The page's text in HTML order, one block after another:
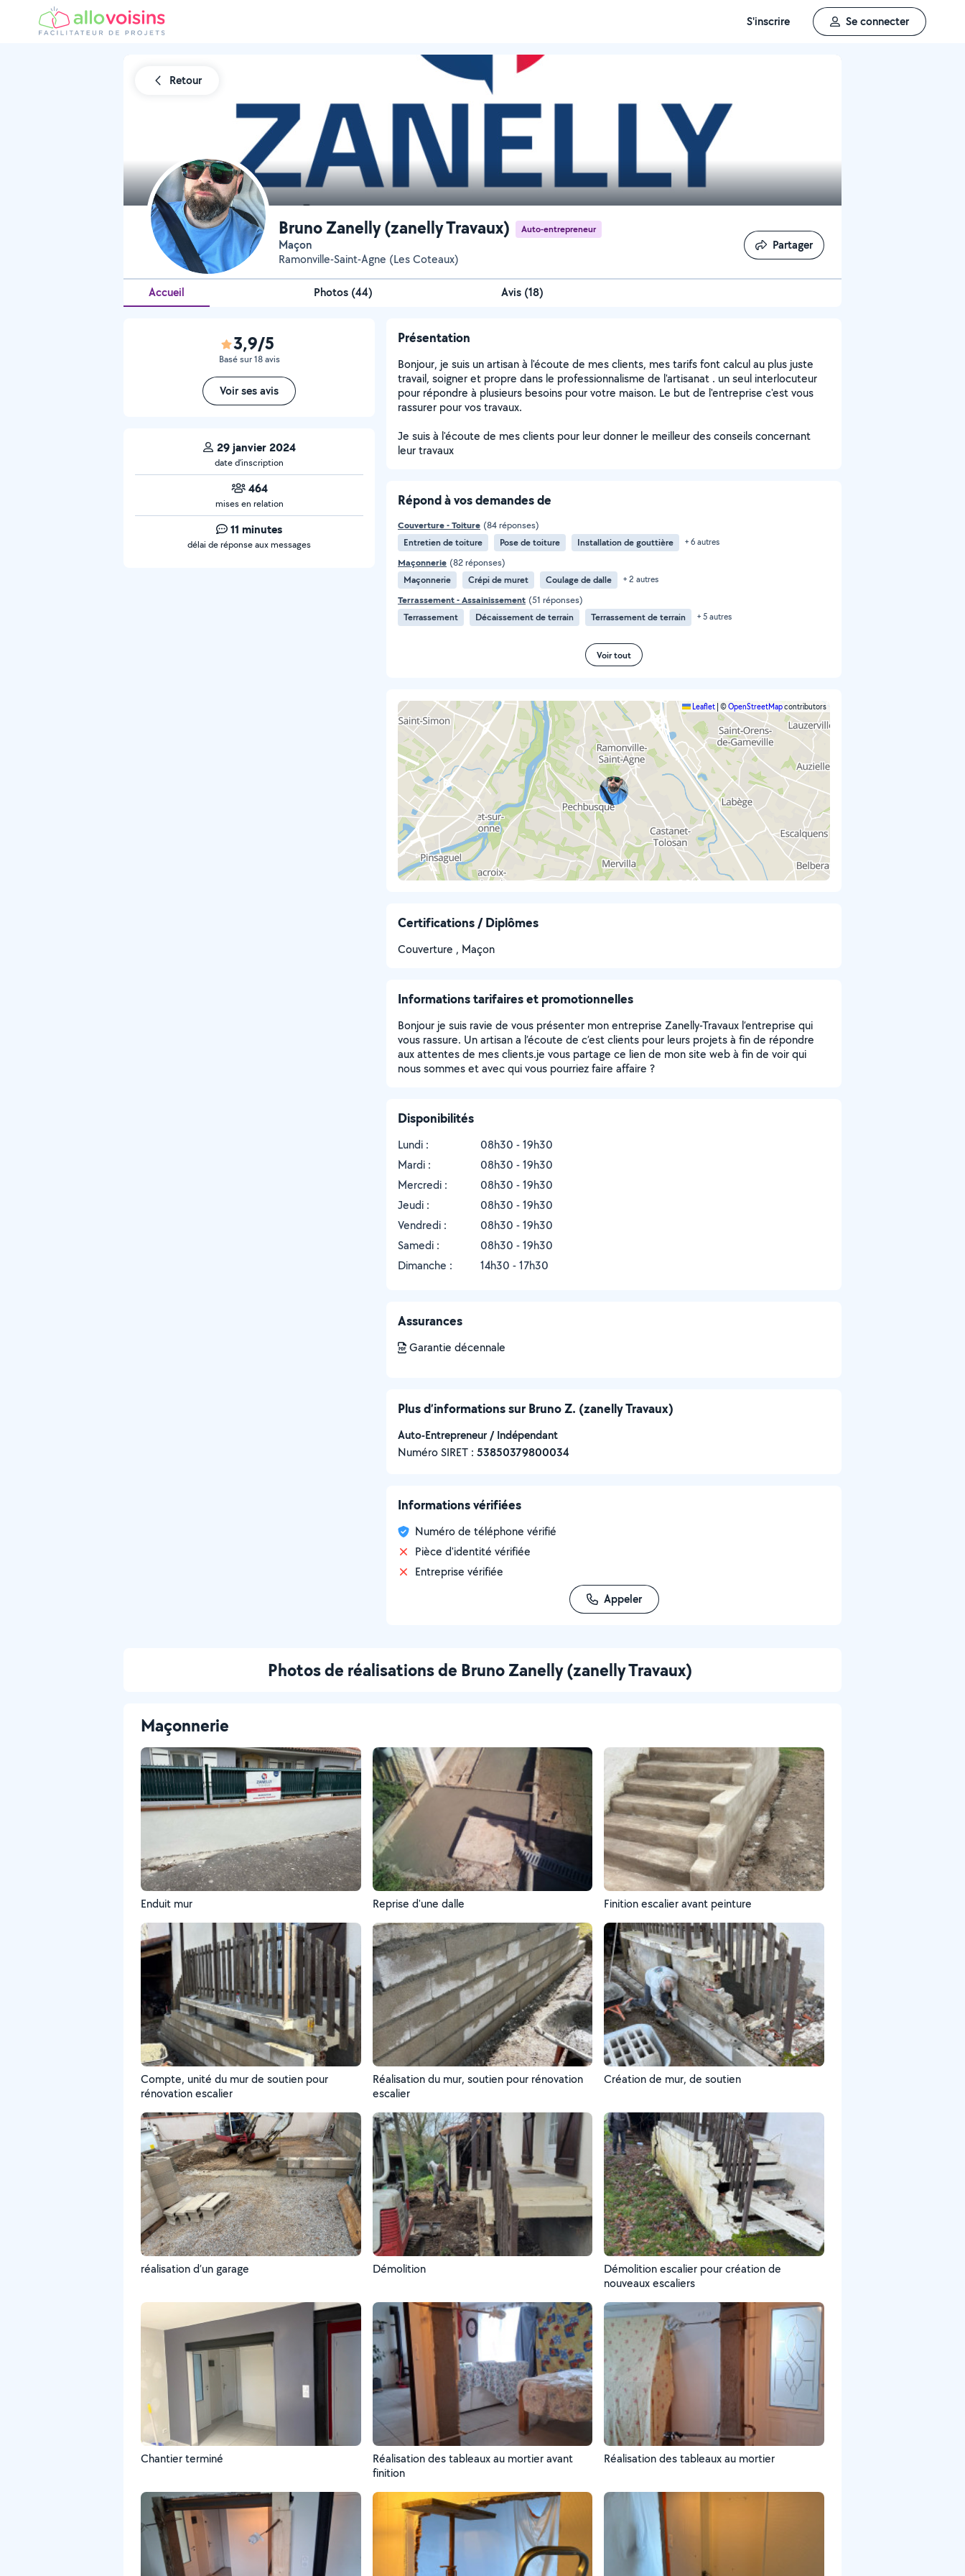
S'inscrire Se connecter
Retour
Bruno Zanelly (zanelly Travaux) Auto-entrepreneur
Maçon
Ramonville-Saint-Agne (Les Coteaux)
Partager
Partager
Accueil Photos (44) Avis (18)
3,9/5
Basé sur 18 avis
Voir ses avis
29 janvier 2024
date d’inscription
464
mises en relation
11 minutes
délai de réponse aux messages
Présentation
Bonjour, je suis un artisan à l'écoute de mes clients, mes tarifs font calcul au plus juste
travail, soigner et propre dans le professionnalisme de l'artisanat . un seul interlocuteur
pour répondre à plusieurs besoins pour votre maison. Le but de l'entreprise c'est vous
rassurer pour vos travaux.
Je suis à l'écoute de mes clients pour leur donner le meilleur des conseils concernant
leur travaux
Répond à vos demandes de
Couverture - Toiture (84 réponses)
Entretien de toiture
Pose de toiture Installation de gouttière + 6 autres
Maçonnerie (82 réponses)
Maçonnerie
Crépi de muret Coulage de dalle + 2 autres
Terrassement - Assainissement (51 réponses)
Terrassement
Décaissement de terrain Terrassement de terrain + 5 autres
Voir tout
Leaflet ©OpenStreetMapcontributors
Certifications / Diplômes
Couverture , Maçon
Informations tarifaires et promotionnelles
Bonjour je suis ravie de vous présenter mon entreprise Zanelly-Travaux l’entreprise qui
vous rassure. Un artisan a l’écoute de c’est clients pour leurs projets à fin de répondre
aux attentes de mes clients.je vous partage ce lien de mon site web à fin de voir qui
nous sommes et avec qui vous pourriez faire affaire ?
Disponibilités
Lundi :
08h30 - 19h30
Mardi :
08h30 - 19h30
Mercredi :
08h30 - 19h30
Jeudi :
08h30 - 19h30
Vendredi :
08h30 - 19h30
Samedi :
08h30 - 19h30
Dimanche :
14h30 - 17h30
Assurances
Garantie décennale
Plus d’informations sur Bruno Z. (zanelly Travaux)
Auto-Entrepreneur / Indépendant
Numéro SIRET : ‍53850379800034
Informations vérifiées
Numéro de téléphone vérifié
Pièce d'identité vérifiée
Entreprise vérifiée
Appeler
Photos de réalisations de Bruno Zanelly (zanelly Travaux)
Maçonnerie
Enduit mur Reprise d'une dalle Finition escalier avant peinture
Compte, unité du mur de soutien pour
rénovation escalier
Réalisation du mur, soutien pour rénovation
escalier
Création de mur, de soutien
réalisation d’un garage Démolition
Démolition escalier pour création de
nouveaux escaliers
Chantier terminé
Réalisation des tableaux au mortier avant
finition
Réalisation des tableaux au mortier